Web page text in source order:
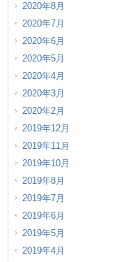
2020年8月
2020年7月
2020年6月
2020年5月
2020年4月
2020年3月
2020年2月
2019年12月
2019年11月
2019年10月
2019年8月
2019年7月
2019年6月
2019年5月
2019年4月